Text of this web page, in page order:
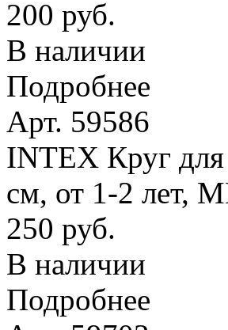
200 руб.
В наличии
Подробнее
Арт. 59586
INTEX Круг для
см, от 1-2 лет,
250 руб.
В наличии
Подробнее